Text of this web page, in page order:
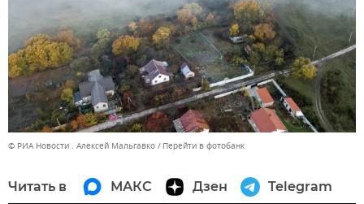
© РИА Новости . Алексей Мальгавко Перейти в фотобанк
Читать в МАКС Дзен Telegram